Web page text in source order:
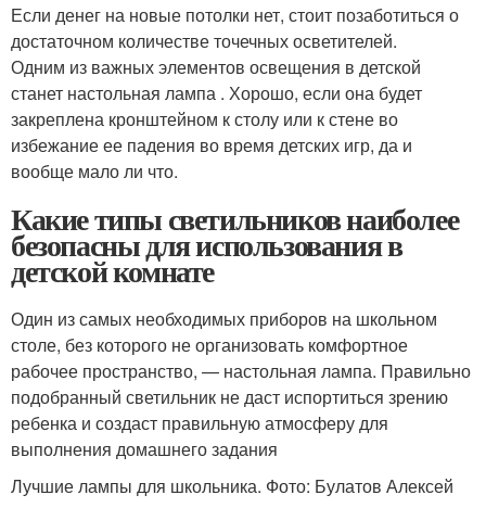
Если денег на новые потолки нет, стоит позаботиться о
достаточном количестве точечных осветителей.
Одним из важных элементов освещения в детской
станет настольная лампа . Хорошо, если она будет
закреплена кронштейном к столу или к стене во
избежание ее падения во время детских игр, да и
вообще мало ли что.
Какие типы светильников наиболее
безопасны для использования в
детской комнате
Один из самых необходимых приборов на школьном
столе, без которого не организовать комфортное
рабочее пространство, — настольная лампа. Правильно
подобранный светильник не даст испортиться зрению
ребенка и создаст правильную атмосферу для
выполнения домашнего задания
Лучшие лампы для школьника. Фото: Булатов Алексей